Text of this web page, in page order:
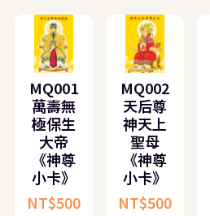
MQ001
萬壽無
極保生
大帝
《神尊
小卡》
NT$500
MQ002
天后尊
神天上
聖母
《神尊
小卡》
NT$500